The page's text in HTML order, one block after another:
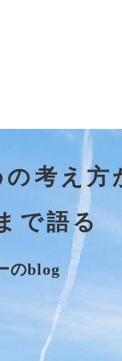
考え方
で語る
のblog